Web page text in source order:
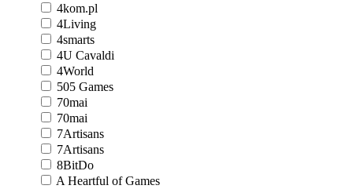
4kom.pl
4Living
4smarts
4U Cavaldi
4World
505 Games
70mai
70mai
7Artisans
7Artisans
8BitDo
A Heartful of Games